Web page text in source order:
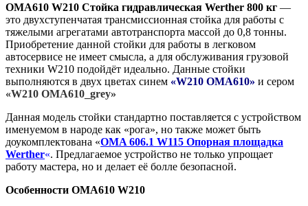
OMA610 W210 Стойка гидравлическая Werther 800 кг —
это двухступенчатая трансмиссионная стойка для работы с
тяжелыми агрегатами автотранспорта массой до 0,8 тонны.
Приобретение данной стойки для работы в легковом
автосервисе не имеет смысла, а для обслуживания грузовой
техники W210 подойдёт идеально. Данные стойки
выполняются в двух цветах синем «W210 OMA610» и сером
«W210 OMA610_grey»
Данная модель стойки стандартно поставляется с устройством
именуемом в народе как «рога», но также может быть
доукомплектована «OMA 606.1 W115 Опорная площадка
Werther«. Предлагаемое устройство не только упрощает
работу мастера, но и делает её болле безопасной.
Особенности OMA610 W210